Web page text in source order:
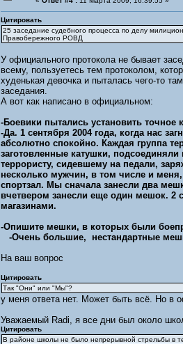
Цитировать
25 заседание судебного процесса по делу
Правобережного РОВД
У официального протокола не бывает
всему, пользуетесь тем протоколом,
худенькая девочка и пыталась чего-то
заседания.
А вот как написано в официальном:
-Боевики пытались установить точное
-Да. 1 сентября 2004 года, когда нас
абсолютно спокойно. Каждая группа
заготовленные катушки,
террористу, сидевшему на педали,
несколько мужчин, в том числе и
спортзал. Мы сначала занесли два
вчетвером занесли еще один мешок. 2
магазинами.
-Опишите мешки, в которых были
-Очень большие, нестандартные
На ваш вопрос
Цитировать
Так "Они" или "Мы"?
у меня ответа нет. Может быть всё. Но в
Уважаемый Radi, я все дни был около
Цитировать
В районе школы не было непрерывной стрельбы в